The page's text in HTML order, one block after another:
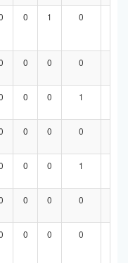
0 1 0
0 0 0
0 0 1
0 0 0
0 0 1
0 0 0
0 0 0